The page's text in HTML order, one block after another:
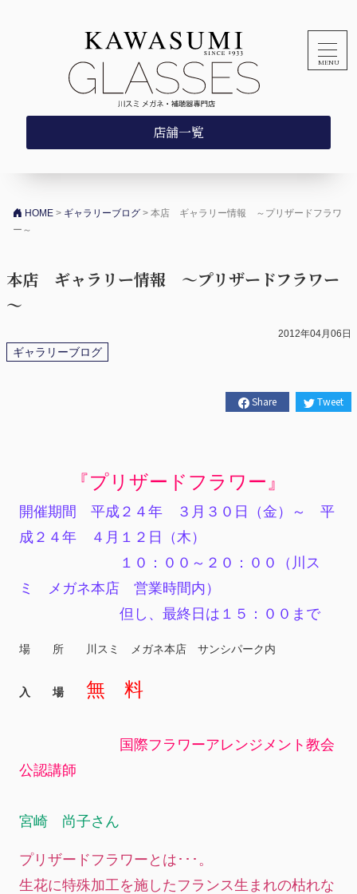
店舗一覧
HOME > ギャラリーブログ >本店 ギャラリー情報 ～プリザードフラワ
ー～
本店 ギャラリー情報 ～プリザードフラワー
～
2012年04月06日
ギャラリーブログ
Share Tweet
『プリザードフラワー』
開催期間 平成２４年 ３月３０日（金）～ 平
成２４年 ４月１２日（木）
１０：００～２０：００（川ス
ミ メガネ本店 営業時間内）
但し、最終日は１５：００まで
場 所 川スミ メガネ本店 サンシパーク内
入 場 無 料
国際フラワーアレンジメント教会
公認講師
宮崎 尚子さん
プリザードフラワーとは･･･。
生花に特殊加工を施したフランス生まれの枯れな